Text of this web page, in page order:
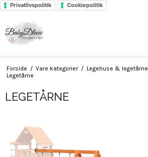
Privatlivspolitik Cookiepolitik
Forside / Vare kategorier / Legehuse & legetårne
Legetårne
LEGETÅRNE